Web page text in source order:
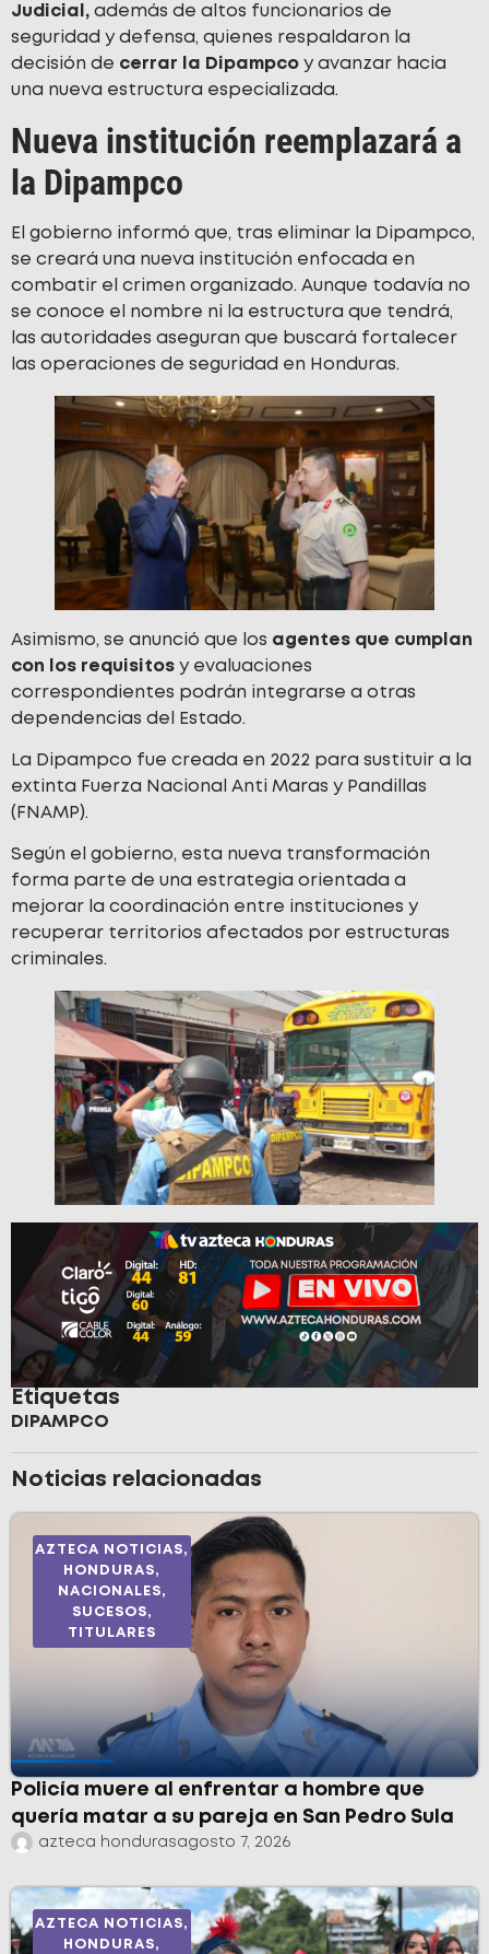
Judicial, además de altos funcionarios de
seguridad y defensa, quienes respaldaron la
decisión de cerrar la Dipampco y avanzar hacia
una nueva estructura especializada.
Nueva institución reemplazará a
la Dipampco
El gobierno informó que, tras eliminar la Dipampco,
se creará una nueva institución enfocada en
combatir el crimen organizado. Aunque todavía no
se conoce el nombre ni la estructura que tendrá,
las autoridades aseguran que buscará fortalecer
las operaciones de seguridad en Honduras.
Asimismo, se anunció que los agentes que cumplan
con los requisitos y evaluaciones
correspondientes podrán integrarse a otras
dependencias del Estado.
La Dipampco fue creada en 2022 para sustituir a la
extinta Fuerza Nacional Anti Maras y Pandillas
(FNAMP).
Según el gobierno, esta nueva transformación
forma parte de una estrategia orientada a
mejorar la coordinación entre instituciones y
recuperar territorios afectados por estructuras
criminales.
Etiquetas
DIPAMPCO
Noticias relacionadas
AZTECA NOTICIAS,
HONDURAS,
NACIONALES,
SUCESOS,
TITULARES
Policía muere al enfrentar a hombre que
quería matar a su pareja en San Pedro Sula
azteca hondurasagosto 7, 2026
AZTECA NOTICIAS,
HONDURAS,